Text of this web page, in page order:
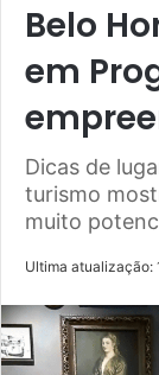
Belo
em
Dicas de
turismo
muito
Ultima atualização: